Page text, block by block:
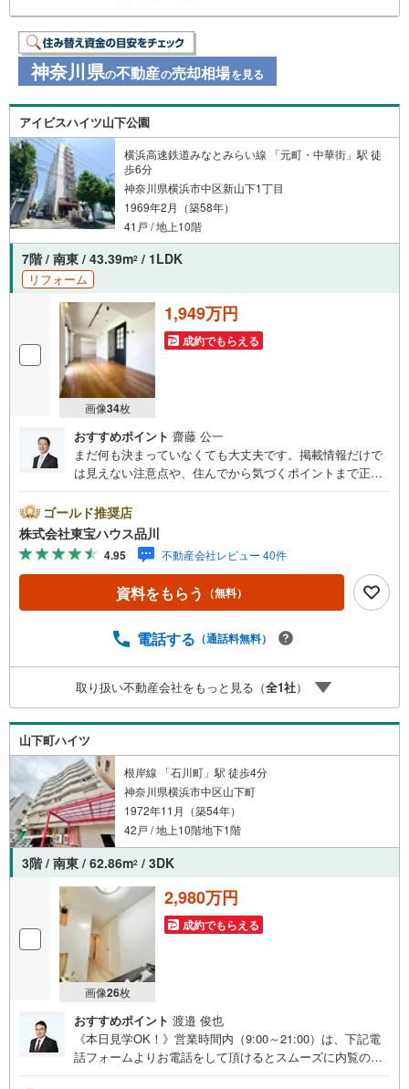
あり、実際の適用金利は融資実行時のものとなります。金
利情勢により表記の返済額と異なる場合があります。ーー
ーーーーーーーーーーーーーーーーーーーーーーー
神奈川県の不動産の売却相場を見る
アイビスハイツ山下公園
横浜高速鉄道みなとみらい線 「元町・中華街」駅 徒
歩6分
神奈川県横浜市中区新山下1丁目
1969年2月（築58年）
41戸 / 地上10階
7階 / 南東 / 43.39m2 / 1LDK
リフォーム
画像34枚
1,949万円
成約でもらえる
おすすめポイント 齋藤 公一
まだ何も決まっていなくても大丈夫です。掲載情報だけで
は見えない注意点や、住んでから気づくポイントまで正直
とも包み隠さずお伝えし、「納得して選ぶ」ためのサポー
トを大切にしています。現地でしか分からないリアルな情
報も含めて、一緒に後悔しない住まい探しを進めていきま
しょう。まずはお気軽にご相談ください。【Yahoo！ 不動
産キャンペーン対象店舗】当店で物件を成約するとPayPay
ボーナスライトがもらえる「Yahoo！ 不動産 物件ご成約キ
予約をする」ボタンからお問い合わせください。※必ずYah
のご請求はお気軽にどうぞ♪お電話でのお問い合わせも常
時受け付けております！お気軽にお問い合わせください。
ゴールド推奨店
株式会社東宝ハウス品川
4.95 不動産会社レビュー 40件
資料をもらう （無料）
電話する （通話料無料）
取り扱い不動産会社をもっと見る（全1社）
山下町ハイツ
根岸線 「石川町」駅 徒歩4分
神奈川県横浜市中区山下町
1972年11月（築54年）
42戸 / 地上10階地下1階
3階 / 南東 / 62.86m2 / 3DK
画像26枚
2,980万円
成約でもらえる
おすすめポイント 渡邉 俊也
《本日見学OK！》営業時間内（9:00～21:00）は、下記電
話フォームよりお電話をして頂けるとスムーズに内覧のご